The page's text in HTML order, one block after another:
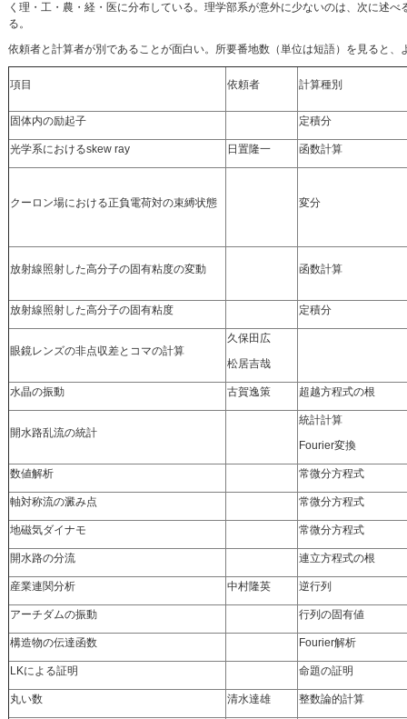
く理・工・農・経・医に分布している。理学部系が意外に少ないのは、次に述
る。
依頼者と計算者が別であることが面白い。所要番地数（単位は短語）を見ると
項目 依頼者 計算種別
固体内の励起子 定積分
光学系におけるskew ray 日置隆一 函数計算
クーロン場における正負電荷対の束縛状態 変分
放射線照射した高分子の固有粘度の変動 函数計算
放射線照射した高分子の固有粘度 定積分
眼鏡レンズの非点収差とコマの計算
久保田広
松居吉哉
水晶の振動 古賀逸策 超越方程式の根
開水路乱流の統計
統計計算
Fourier変換
数値解析 常微分方程式
軸対称流の澱み点 常微分方程式
地磁気ダイナモ 常微分方程式
開水路の分流 連立方程式の根
産業連関分析 中村隆英 逆行列
アーチダムの振動 行列の固有値
構造物の伝達函数 Fourier解析
LKによる証明 命題の証明
丸い数 清水達雄 整数論的計算